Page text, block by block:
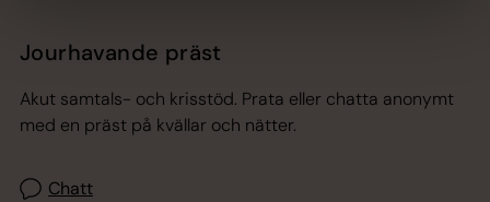
Jourhavande präst
Akut samtals- och krisstöd. Prata eller chatta anonymt
med en präst på kvällar och nätter.
Chatt